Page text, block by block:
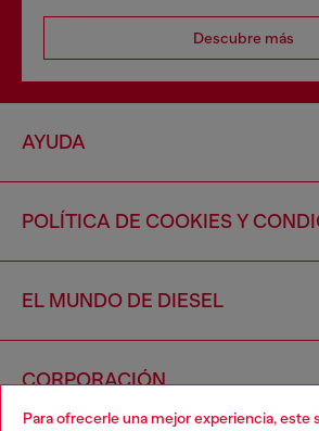
Para ofrecerle una mejor experiencia, este
Descubre más
AYUDA
POLÍTICA DE COOKIES Y
EL MUNDO DE DIESEL
CORPORACIÓN